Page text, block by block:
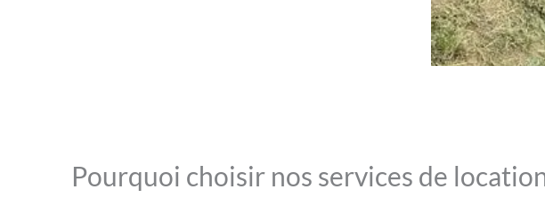
Pourquoi choisir nos services de